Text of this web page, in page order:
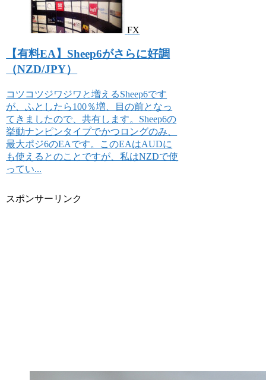
FX
【有料EA】Sheep6がさらに好調
（NZD/JPY）
コツコツジワジワと増えるSheep6です
が、ふとしたら100％増、目の前となっ
てきましたので、共有します。Sheep6の
挙動ナンピンタイプでかつロングのみ、
最大ポジ6のEAです。このEAはAUDに
も使えるとのことですが、私はNZDで使
ってい...
スポンサーリンク